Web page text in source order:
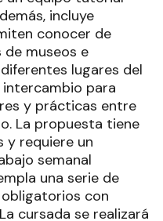
incluye
conocer de
de museos e
lugares del
intercambio para
y prácticas entre
La propuesta tiene
y requiere un
semanal
una serie de
con
cursada se realizará